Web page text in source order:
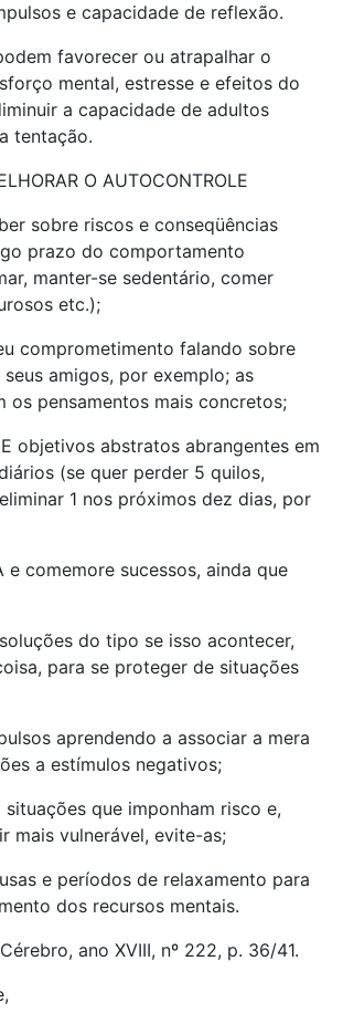
e capacidade de reflexão.
favorecer ou atrapalhar o
mental, estresse e efeitos do
a capacidade de adultos
tentação.
O AUTOCONTROLE
sobre riscos e conseqüências
prazo do comportamento
manter-se sedentário, comer
etc.);
comprometimento falando sobre
seus amigos, por exemplo; as
pensamentos mais concretos;
objetivos abstratos abrangentes em
(se quer perder 5 quilos,
1 nos próximos dez dias, por
e comemore sucessos, ainda que
do tipo se isso acontecer,
para se proteger de situações
aprendendo a associar a mera
a estímulos negativos;
situações que imponham risco e,
mais vulnerável, evite-as;
e períodos de relaxamento para
dos recursos mentais.
ano XVIII, nº 222, p. 36/41.